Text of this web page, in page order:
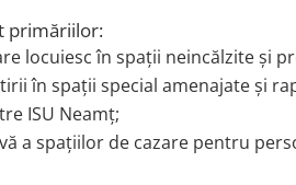
primăriilor:
locuiesc în spații neincălzite și
în spații special amenajate și
ISU Neamț;
a spațiilor de cazare pentru